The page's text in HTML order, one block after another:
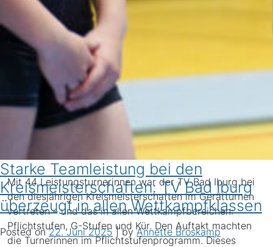
Starke Teamleistung bei den
Kreismeisterschaften: TV Bad Iburg
überzeugt in allen Wettkampfklassen
Posted on22. Juni 2025 |byAnnette Bröskamp
Mit 44 Leistungsturnerinnen war der TV Bad Iburg bei
den diesjährigen Kreismeisterschaften im Gerätturnen
vertreten – und das in allen Wettkampfbereichen:
Pflichtstufen, G-Stufen und Kür. Den Auftakt machten
die Turnerinnen im Pflichtstufenprogramm. Dieses